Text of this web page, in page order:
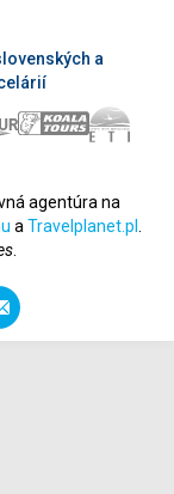
a
agentúra na
a Travelplanet.pl
.